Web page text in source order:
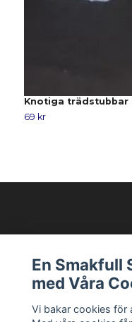
Knotiga trädstubbar
69 kr
Läs mer
En Smakfull
med Våra
Vi bakar cookies för